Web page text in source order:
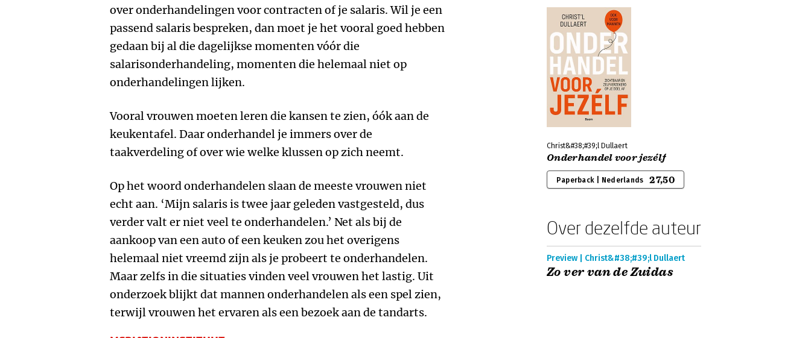
over onderhandelingen voor contracten of je salaris. Wil je een
passend salaris bespreken, dan moet je het vooral goed hebben
gedaan bij al die dagelijkse momenten vóór die
salarisonderhandeling, momenten die helemaal niet op
onderhandelingen lijken.
Vooral vrouwen moeten leren die kansen te zien, óók aan de
keukentafel. Daar onderhandel je immers over de
taakverdeling of over wie welke klussen op zich neemt.
Op het woord onderhandelen slaan de meeste vrouwen niet
echt aan. ‘Mijn salaris is twee jaar geleden vastgesteld, dus
verder valt er niet veel te onderhandelen.’ Net als bij de
aankoop van een auto of een keuken zou het overigens
helemaal niet vreemd zijn als je probeert te onderhandelen.
Maar zelfs in die situaties vinden veel vrouwen het lastig. Uit
onderzoek blijkt dat mannen onderhandelen als een spel zien,
terwijl vrouwen het ervaren als een bezoek aan de tandarts.
Christ&#38;#39;l Dullaert
Onderhandel voor jezélf
Paperback | Nederlands 27,50
Over dezelfde auteur
Preview | Christ&#38;#39;l Dullaert
Zo ver van de Zuidas